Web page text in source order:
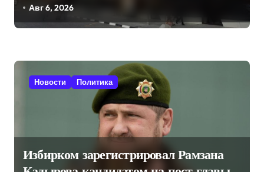
Авг 6, 2026
Новости Политика
Избирком зарегистрировал Рамзана